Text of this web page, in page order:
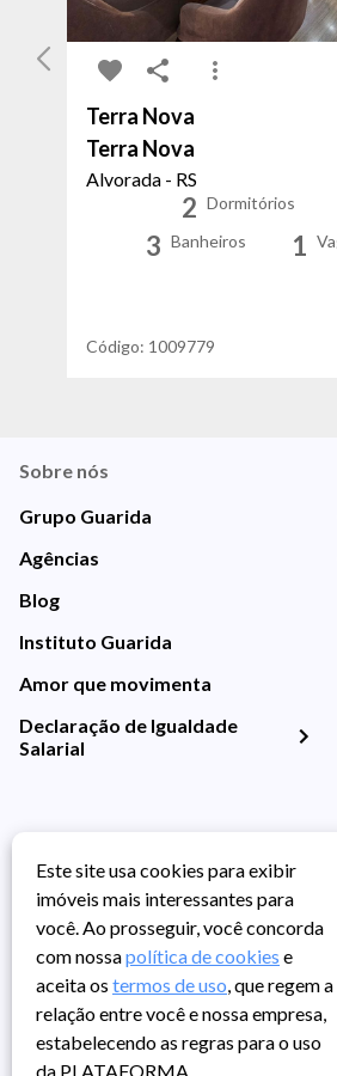
Terra Nova
Terra Nova
Alvorada - RS
2 Dormitórios
3 Banheiros 1
Código: 1009779
Sobre nós
Grupo Guarida
Agências
Blog
Instituto Guarida
Amor que movimenta
Declaração de Igualdade
Salarial
Este site usa cookies para exibir
imóveis mais interessantes para
você. Ao prosseguir, você concorda
com nossapolítica de cookies e
aceita os termos de uso, que regem a
relação entre você e nossa empresa,
estabelecendo as regras para o uso
da PLATAFORMA.